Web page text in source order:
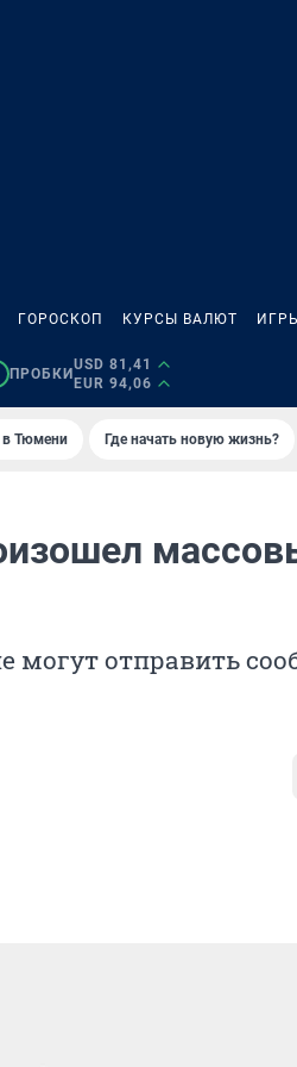
ГОРОСКОП КУРСЫ ВАЛЮТ ИГРЫ
ПРОБКИ
USD 81,41
EUR 94,06
в Тюмени Где начать новую жизнь?
могут отправить